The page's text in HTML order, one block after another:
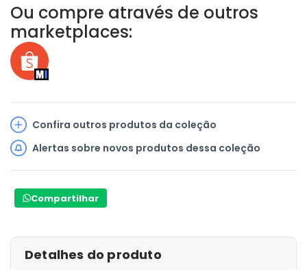
Ou compre através de outros
marketplaces:
Confira outros produtos da coleção
Alertas sobre novos produtos dessa coleção
Compartilhar
Detalhes do produto